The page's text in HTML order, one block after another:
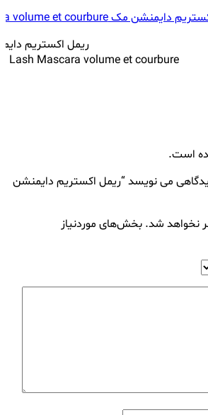
ريمل اكستريم
Lash Mascara volume et courbure
است.
می نویسد “ريمل اكستريم دايمنشن
نخواهد شد. بخش‌های موردنیاز